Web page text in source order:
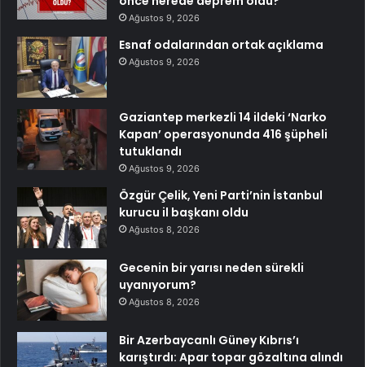
Ağustos 9, 2026
Esnaf odalarından ortak açıklama
Ağustos 9, 2026
Gaziantep merkezli 14 ildeki ‘Narko
Kapan’ operasyonunda 416 şüpheli
tutuklandı
Ağustos 9, 2026
Özgür Çelik, Yeni Parti’nin İstanbul
kurucu il başkanı oldu
Ağustos 8, 2026
Gecenin bir yarısı neden sürekli
uyanıyorum?
Ağustos 8, 2026
Bir Azerbaycanlı Güney Kıbrıs’ı
karıştırdı: Apar topar gözaltına alındı